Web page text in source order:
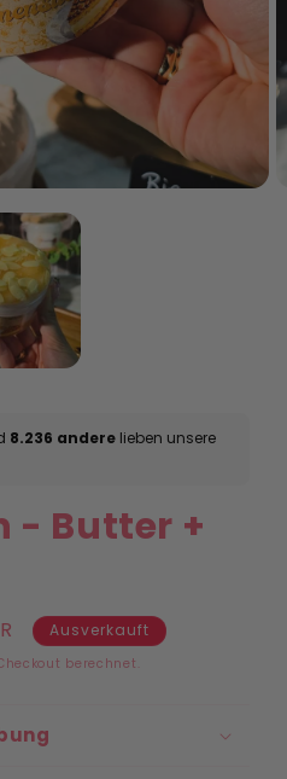
8.236 andere lieben unsere
- Butter +
Ausverkauft
berechnet.